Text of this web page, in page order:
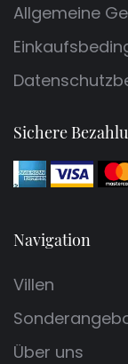
Allgemeine
Sichere
Navigation
Villen
Über uns